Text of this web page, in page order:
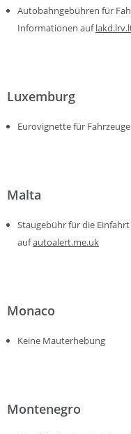
Autobahngebühren für
Informationen auf
Luxemburg
Eurovignette für
Malta
Staugebühr für die
aufautoalert.me.uk
Monaco
Keine Mauterhebung
Montenegro